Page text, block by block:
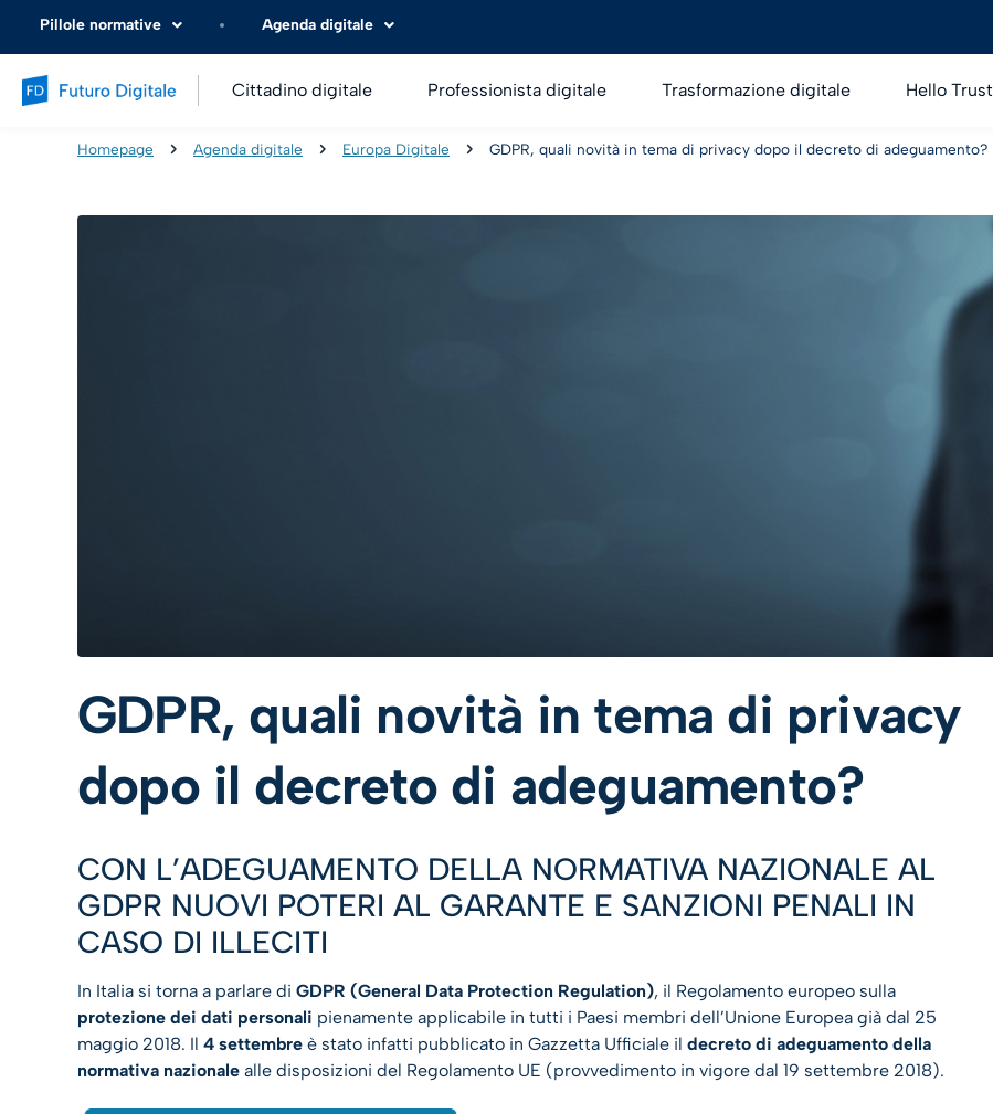
Pillole normative Agenda digitale
Cittadino digitale Professionista digitale Trasformazione digitale Hello Trust
Homepage Agenda digitale Europa Digitale GDPR, quali novità in tema di privacy dopo il decreto di adeguamento?
GDPR, quali novità in tema di privacy
dopo il decreto di adeguamento?
CON L’ADEGUAMENTO DELLA NORMATIVA NAZIONALE AL
GDPR NUOVI POTERI AL GARANTE E SANZIONI PENALI IN
CASO DI ILLECITI
In Italia si torna a parlare di GDPR (General Data Protection Regulation), il Regolamento europeo sulla
protezione dei dati personali pienamente applicabile in tutti i Paesi membri dell’Unione Europea già dal 25
maggio 2018. Il 4 settembre è stato infatti pubblicato in Gazzetta Ufficiale il decreto di adeguamento della
normativa nazionale alle disposizioni del Regolamento UE (provvedimento in vigore dal 19 settembre 2018).